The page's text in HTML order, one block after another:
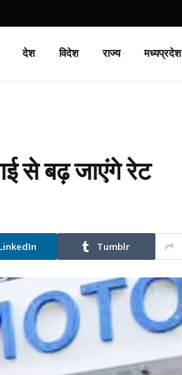
देश विदेश राज्य मध्यप्रदेश
से बढ़ जाएंगे रेट
Tumblr